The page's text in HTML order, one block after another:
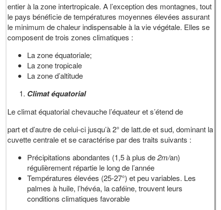
entier à la zone intertropicale. A l’exception des montagnes, tout
le pays bénéficie de températures moyennes élevées assurant
le minimum de chaleur indispensable à la vie végétale. Elles se
composent de trois zones climatiques :
La zone équatoriale;
La zone tropicale
La zone d’altitude
Climat équatorial
Le climat équatorial chevauche l’équateur et s’étend de
part et d’autre de celui-ci jusqu’à 2° de latt.de et sud, dominant la
cuvette centrale et se caractérise par des traits suivants :
Précipitations abondantes (1,5 à plus de2m/an)
régulièrement répartie le long de l’année
Températures élevées (25-27°) et peu variables. Les
palmes à huile, l’hévéa, la caféine, trouvent leurs
conditions climatiques favorable